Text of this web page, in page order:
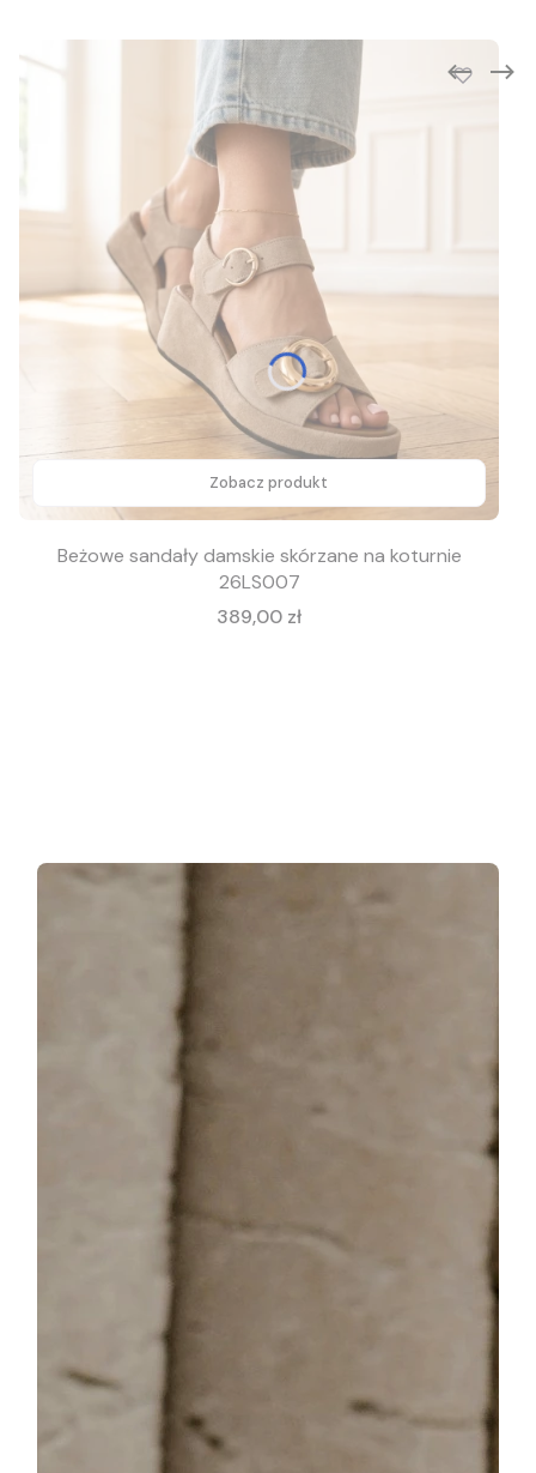
Zobacz produkt
Beżowe sandały damskie skórzane na koturnie
26LS007
Cena
389,00 zł